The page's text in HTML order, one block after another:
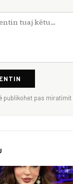
publikohet pas